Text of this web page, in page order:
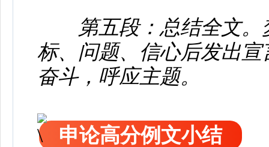
第五段：总结全文。
标、问题、信心后发出
奋斗，呼应主题。
申论高分例文小结